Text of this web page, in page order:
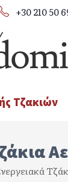
+30 210 50
Τζακιών